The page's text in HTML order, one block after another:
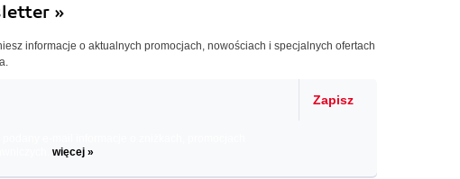
»
informacje o aktualnych promocjach, nowościach i specjalnych ofertach
Zapisz
więcej »